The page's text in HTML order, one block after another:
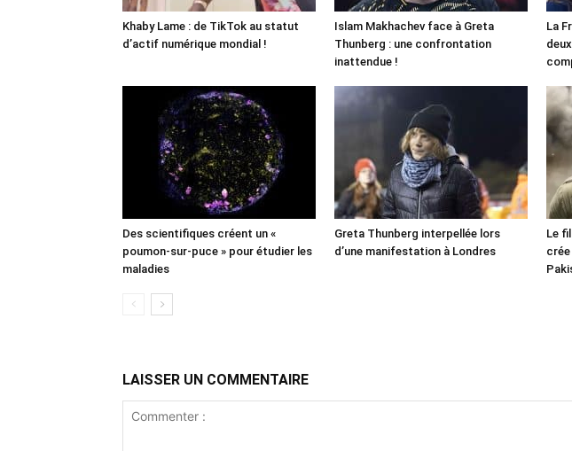
Khaby Lame : de TikTok au statut
d’actif numérique mondial !
Islam Makhachev face à Greta
Thunberg : une confrontation
inattendue !
La
Des scientifiques créent un «
poumon-sur-puce » pour étudier les
maladies
Greta Thunberg interpellée lors
d’une manifestation à Londres
Le
LAISSER UN COMMENTAIRE